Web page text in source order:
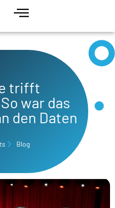
trifft
war das
den Daten
Blog